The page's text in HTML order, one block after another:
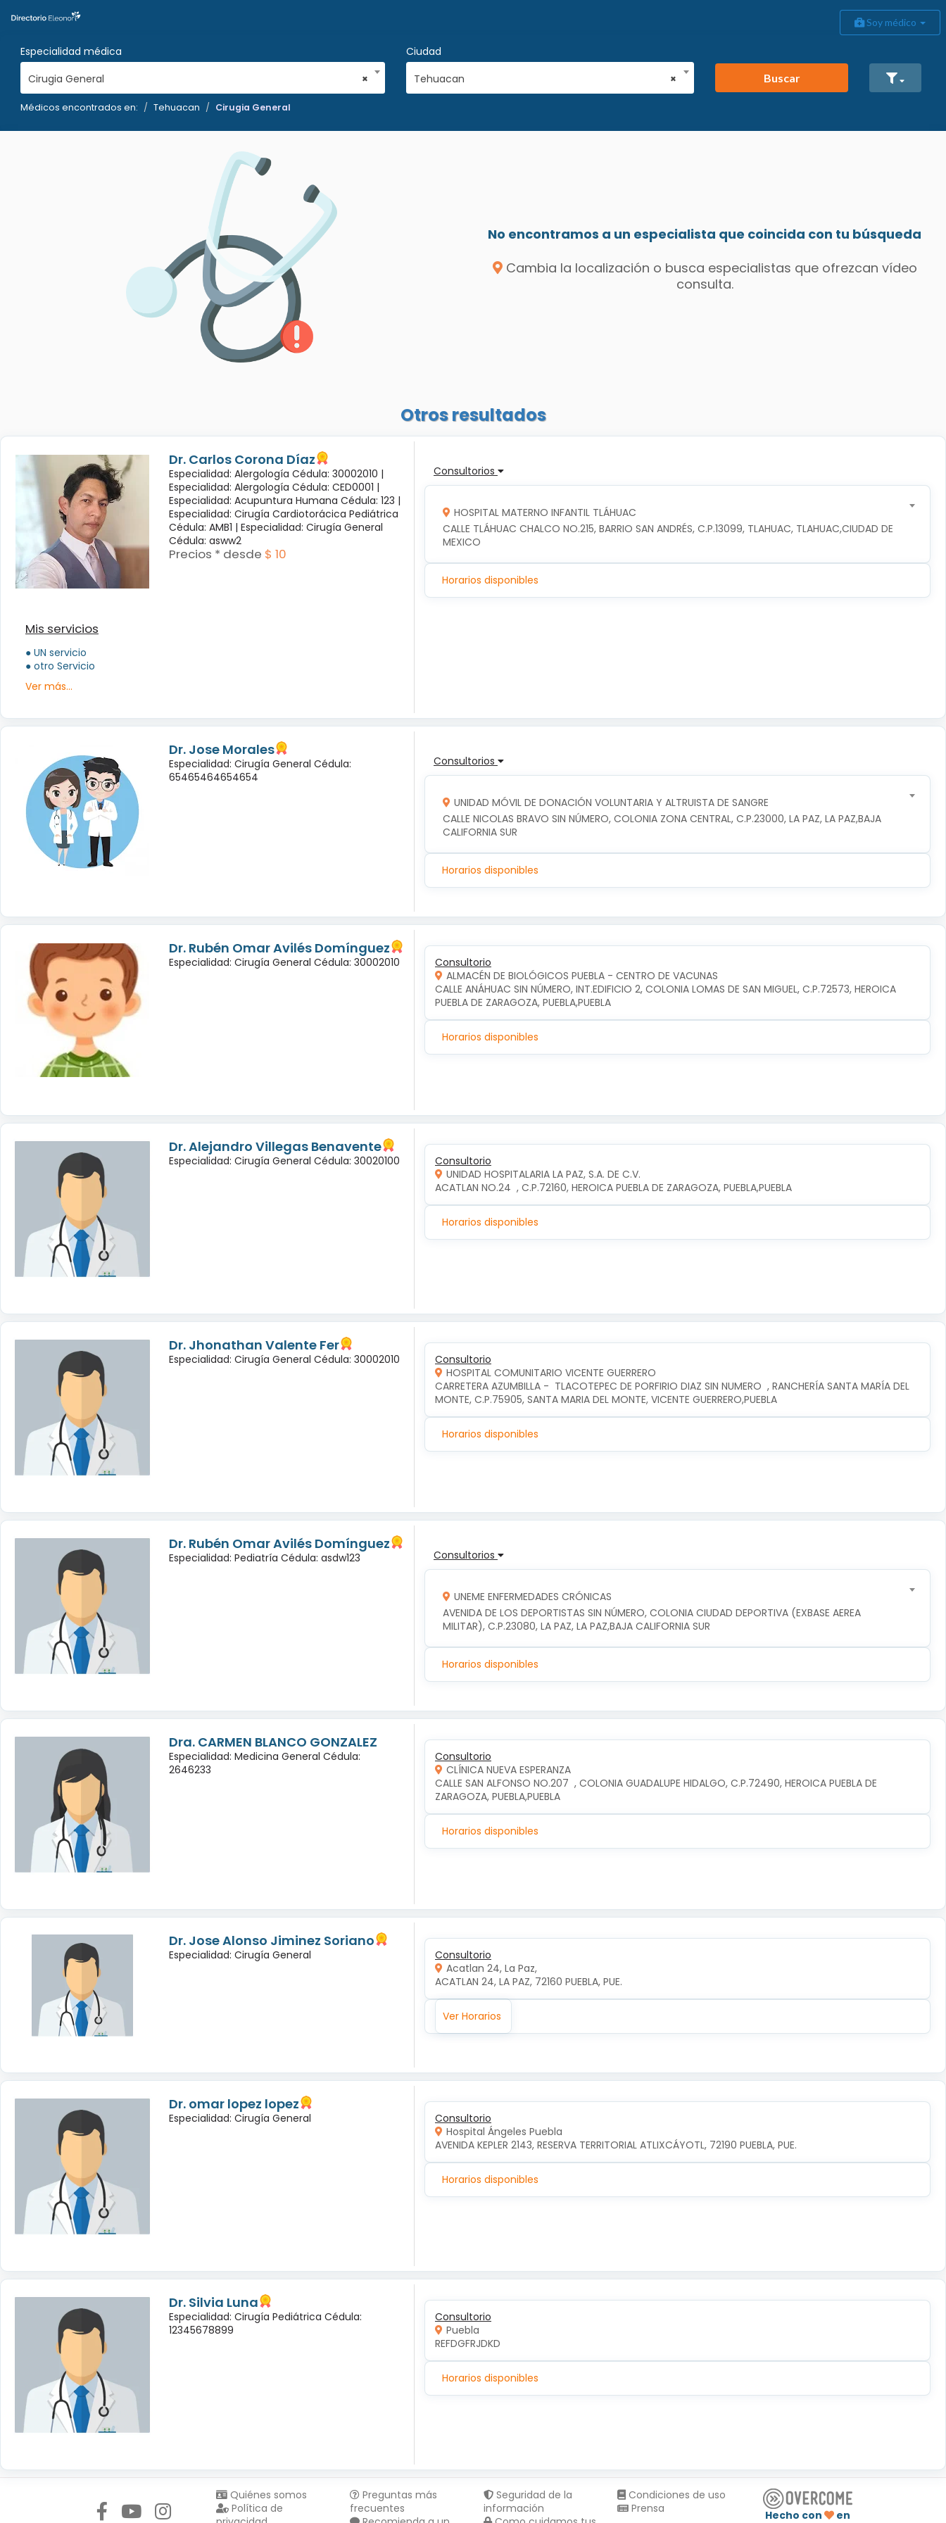
Soy médico
Especialidad médica
×
Cirugia General
Ciudad
×
Tehuacan Buscar
Médicos encontrados en: Tehuacan Cirugia General
No encontramos a un especialista que coincida con tu búsqueda
Cambia la localización o busca especialistas que ofrezcan vídeo
consulta.
Otros resultados
Dr. Carlos Corona Díaz
Especialidad: Alergología Cédula: 30002010 |
Especialidad: Alergología Cédula: CED0001 |
Especialidad: Acupuntura Humana Cédula: 123 |
Especialidad: Cirugía Cardiotorácica Pediátrica
Cédula: AMB1 | Especialidad: Cirugía General
Cédula: asww2
Precios * desde $ 10
Mis servicios
● UN servicio
● otro Servicio
Ver más...
Consultorios
HOSPITAL MATERNO INFANTIL TLÁHUAC
CALLE TLÁHUAC CHALCO NO.215, BARRIO SAN ANDRÉS, C.P.13099, TLAHUAC, TLAHUAC,CIUDAD DE
MEXICO
Horarios disponibles
Dr. Jose Morales
Especialidad: Cirugía General Cédula:
65465464654654
Consultorios
UNIDAD MÓVIL DE DONACIÓN VOLUNTARIA Y ALTRUISTA DE SANGRE
CALLE NICOLAS BRAVO SIN NÚMERO, COLONIA ZONA CENTRAL, C.P.23000, LA PAZ, LA PAZ,BAJA
CALIFORNIA SUR
Horarios disponibles
Dr. Rubén Omar Avilés Domínguez
Especialidad: Cirugía General Cédula: 30002010
Consultorio
ALMACÉN DE BIOLÓGICOS PUEBLA - CENTRO DE VACUNAS
CALLE ANÁHUAC SIN NÚMERO, INT.EDIFICIO 2, COLONIA LOMAS DE SAN MIGUEL, C.P.72573, HEROICA
PUEBLA DE ZARAGOZA, PUEBLA,PUEBLA
Horarios disponibles
Dr. Alejandro Villegas Benavente
Especialidad: Cirugía General Cédula: 30020100
Consultorio
UNIDAD HOSPITALARIA LA PAZ, S.A. DE C.V.
ACATLAN NO.24  , C.P.72160, HEROICA PUEBLA DE ZARAGOZA, PUEBLA,PUEBLA
Horarios disponibles
Dr. Jhonathan Valente Fer
Especialidad: Cirugía General Cédula: 30002010
Consultorio
HOSPITAL COMUNITARIO VICENTE GUERRERO
CARRETERA AZUMBILLA -  TLACOTEPEC DE PORFIRIO DIAZ SIN NUMERO  , RANCHERÍA SANTA MARÍA DEL
MONTE, C.P.75905, SANTA MARIA DEL MONTE, VICENTE GUERRERO,PUEBLA
Horarios disponibles
Dr. Rubén Omar Avilés Domínguez
Especialidad: Pediatría Cédula: asdw123 Consultorios
UNEME ENFERMEDADES CRÓNICAS
AVENIDA DE LOS DEPORTISTAS SIN NÚMERO, COLONIA CIUDAD DEPORTIVA (EXBASE AEREA
MILITAR), C.P.23080, LA PAZ, LA PAZ,BAJA CALIFORNIA SUR
Horarios disponibles
Dra. CARMEN BLANCO GONZALEZ
Especialidad: Medicina General Cédula:
2646233
Consultorio
CLÍNICA NUEVA ESPERANZA
CALLE SAN ALFONSO NO.207  , COLONIA GUADALUPE HIDALGO, C.P.72490, HEROICA PUEBLA DE
ZARAGOZA, PUEBLA,PUEBLA
Horarios disponibles
Dr. Jose Alonso Jiminez Soriano
Especialidad: Cirugía General
Consultorio
Acatlan 24, La Paz,
ACATLAN 24, LA PAZ, 72160 PUEBLA, PUE.
Ver Horarios
Dr. omar lopez lopez
Especialidad: Cirugía General
Consultorio
Hospital Ángeles Puebla
AVENIDA KEPLER 2143, RESERVA TERRITORIAL ATLIXCÁYOTL, 72190 PUEBLA, PUE.
Horarios disponibles
Dr. Silvia Luna
Especialidad: Cirugía Pediátrica Cédula:
12345678899
Consultorio
Puebla
REFDGFRJDKD
Horarios disponibles
Quiénes somos
Política de
Preguntas más
frecuentes
Seguridad de la
información
Condiciones de uso
Prensa
Hecho con
en